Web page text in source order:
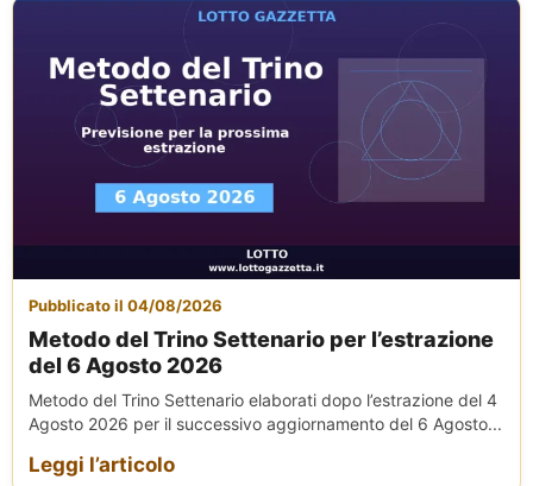
Pubblicato il 04/08/2026
Metodo del Trino Settenario per l’estrazione
del 6 Agosto 2026
Metodo del Trino Settenario elaborati dopo l’estrazione del 4
Agosto 2026 per il successivo aggiornamento del 6 Agosto...
Leggi l’articolo